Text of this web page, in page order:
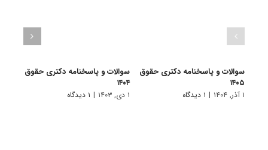
سوالات و پاسخنامه دکتری حقوق
۱۴۰۵
۱ آذر, ۱۴۰۴ | ۱ دیدگاه
سوالات و پاسخنامه دکتری حقوق
۱۴۰۴
۱ دی, ۱۴۰۳ | ۱ دیدگاه